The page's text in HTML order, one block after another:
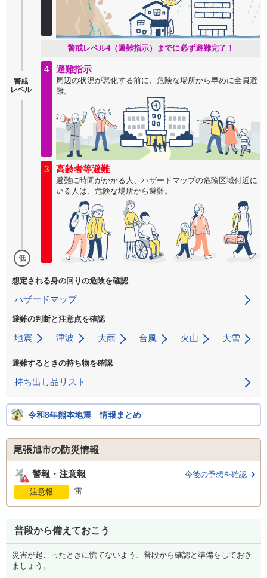
警戒
レベル
警戒レベル4（避難指示）までに必ず避難完了！
4 避難指示
周辺の状況が悪化する前に、危険な場所から早めに全員避
難。
低
3 高齢者等避難
避難に時間がかかる人、ハザードマップの危険区域付近に
いる人は、危険な場所から避難。
想定される身の回りの危険を確認
ハザードマップ
避難の判断と注意点を確認
地震 津波 大雨 台風 火山 大雪
避難するときの持ち物を確認
持ち出し品リスト
令和8年熊本地震 情報まとめ
尾張旭市の防災情報
警報・注意報
今後の予想を確認
注意報
雷
普段から備えておこう
災害が起こったときに慌てないよう、普段から確認と準備をしておき
ましょう。